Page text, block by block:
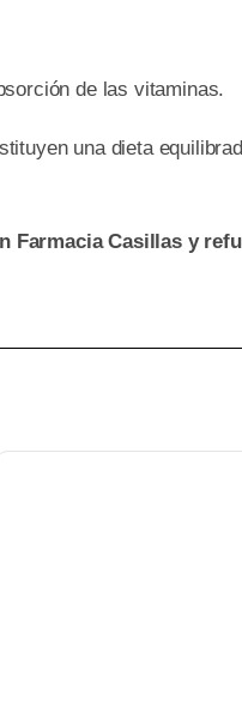
de las vitaminas.
una dieta
Farmacia Casillas y